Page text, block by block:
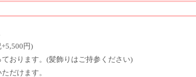
円)
おります。(髪飾りはご持参ください)
だけます。